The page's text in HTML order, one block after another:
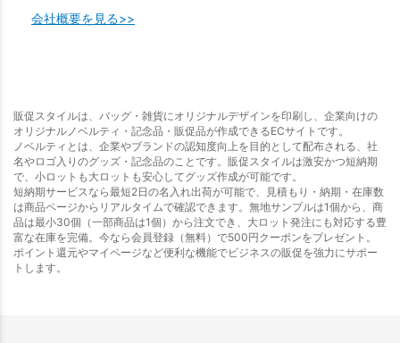
会社概要を見る>>
販促スタイルは、バッグ・雑貨にオリジナルデザインを印刷し、企業向けの
オリジナルノベルティ・記念品・販促品が作成できるECサイトです。
ノベルティとは、企業やブランドの認知度向上を目的として配布される、社
名やロゴ入りのグッズ・記念品のことです。販促スタイルは激安かつ短納期
で、小ロットも大ロットも安心してグッズ作成が可能です。
短納期サービスなら最短2日の名入れ出荷が可能で、見積もり・納期・在庫数
は商品ページからリアルタイムで確認できます。無地サンプルは1個から、商
品は最小30個（一部商品は1個）から注文でき、大ロット発注にも対応する豊
富な在庫を完備。今なら会員登録（無料）で500円クーポンをプレゼント。
ポイント還元やマイページなど便利な機能でビジネスの販促を強力にサポー
トします。